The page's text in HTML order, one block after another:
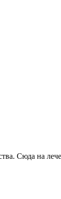
Сюда на